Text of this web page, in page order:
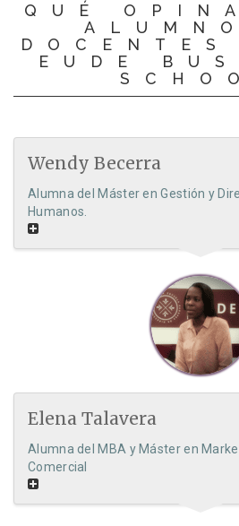
QUÉ
DOCENTES
EUDE
Wendy Becerra
Alumna del Máster en Gestión y
Humanos.
Elena Talavera
Alumna del MBA y Máster en
Comercial